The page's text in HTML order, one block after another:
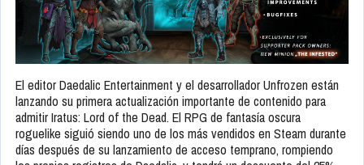
El editor Daedalic Entertainment y el desarrollador Unfrozen están
lanzando su primera actualización importante de contenido para
admitir Iratus: Lord of the Dead. El RPG de fantasía oscura
roguelike siguió siendo uno de los más vendidos en Steam durante
días después de su lanzamiento de acceso temprano, rompiendo